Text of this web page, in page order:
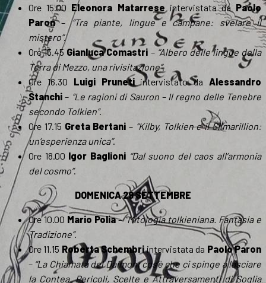
Ore 15.00 Eleonora Matarreseintervistata da Paolo
Paron–“Tra piante, lingue e campane: svelare il
mistero”.
Ore 15.45 Gianluca Comastri – “Albero delle lingue della
Terra di Mezzo, una rivisitazione”.
Ore 16.30 Luigi Prunetiintervistato daAlessandro
Stanchi – “Le ragioni di Sauron – Il regno delle Tenebre
secondo Tolkien”.
Ore 17.15 Greta Bertani – “Kilby, Tolkien e il Silmarillion:
un’esperienza unica”.
Ore 18.00 Igor Baglioni “Dal suono del caos all’armonia
del cosmo”.
DOMENICA 29 SETTEMBRE
Ore 10.00 Mario Polia–“Mitologia tolkieniana. Fantasia e
Tradizione”.
Ore 11.15 Roberta Schembriintervistata da Paolo Paron
– “La Chiamata del Daimon: cos’è che ci spinge a lasciare
la Contea. Pericoli, Scelte e Attraversamenti di Soglia